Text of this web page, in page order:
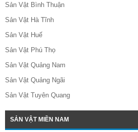
Sản Vật Bình Thuận
Sản Vật Hà Tĩnh
Sản Vật Huế
Sản Vật Phú Thọ
Sản Vật Quảng Nam
Sản Vật Quảng Ngãi
Sản Vật Tuyên Quang
SẢN VẬT MIỀN NAM